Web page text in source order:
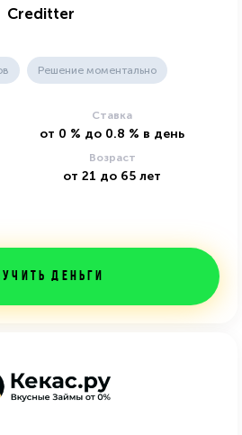
Creditter
Решение моментально
Ставка
от 0 % до 0.8 % в день
Возраст
от 21 до 65 лет
деньги